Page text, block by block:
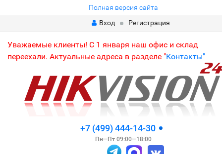
Полная версия сайта
Вход
Регистрация
Уважаемые клиенты! С 1 января наш офис и склад
переехали. Актуальные адреса в разделе "Контакты"
+7 (499) 444-14-30
Пн—Пт 09:00—18:00